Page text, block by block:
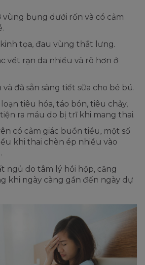
vùng bụng dưới rốn và có cảm
tọa, đau vùng thắt lưng.
vết rạn da nhiều và rõ hơn ở
đã sẵn sàng tiết sữa cho bé bú.
tiêu hóa, táo bón, tiêu chảy,
ra máu do bị trĩ khi mang thai.
có cảm giác buồn tiểu, một số
khi thai chèn ép nhiều vào
ngủ do tâm lý hồi hộp, căng
khi ngày càng gần đến ngày dự